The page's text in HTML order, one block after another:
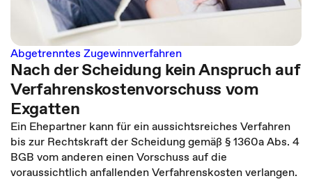
Abgetrenntes Zugewinnverfahren
Nach der Scheidung kein Anspruch auf
Verfahrenskostenvorschuss vom
Exgatten
Ein Ehepartner kann für ein aussichtsreiches Verfahren
bis zur Rechtskraft der Scheidung gemäß § 1360a Abs. 4
BGB vom anderen einen Vorschuss auf die
voraussichtlich anfallenden Verfahrenskosten verlangen.